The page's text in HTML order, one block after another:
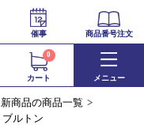
催事 商品番号注文
カート
0
メニュー
商品の商品一覧
ブルトン